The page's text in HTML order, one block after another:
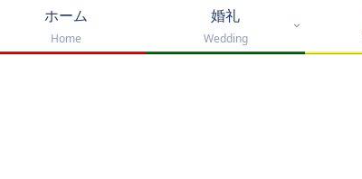
ホーム
Home
婚礼
Wedding